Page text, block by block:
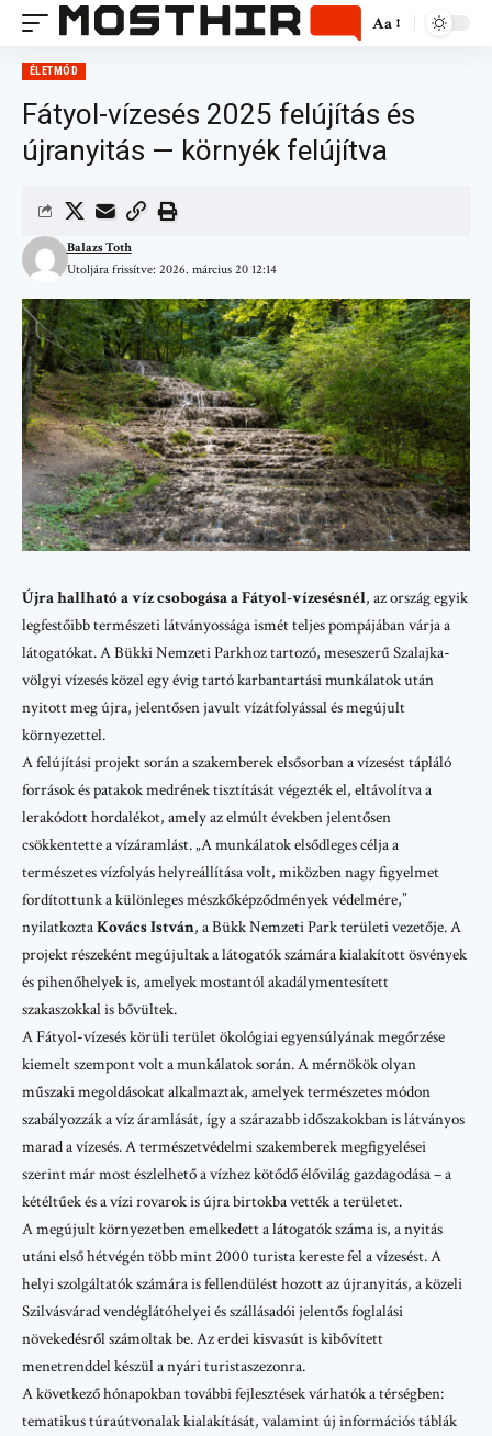
Aa
ÉLETMÓD
Fátyol-vízesés 2025 felújítás és
újranyitás — környék felújítva
Utoljára frissítve: 2026. március 20 12:14
Balazs Toth
Újra hallható a víz csobogása a Fátyol-vízesésnél, az ország egyik
legfestőibb természeti látványossága ismét teljes pompájában várja a
látogatókat. A Bükki Nemzeti Parkhoz tartozó, meseszerű Szalajka-
völgyi vízesés közel egy évig tartó karbantartási munkálatok után
nyitott meg újra, jelentősen javult vízátfolyással és megújult
környezettel.
A felújítási projekt során a szakemberek elsősorban a vízesést tápláló
források és patakok medrének tisztítását végezték el, eltávolítva a
lerakódott hordalékot, amely az elmúlt években jelentősen
csökkentette a vízáramlást. „A munkálatok elsődleges célja a
természetes vízfolyás helyreállítása volt, miközben nagy figyelmet
fordítottunk a különleges mészkőképződmények védelmére,”
nyilatkoztaKovács István, aBükk Nemzeti Parkterületi vezetője. A
projekt részeként megújultak a látogatók számára kialakított ösvények
és pihenőhelyek is, amelyek mostantól akadálymentesített
szakaszokkal is bővültek.
A Fátyol-vízesés körüli terület ökológiai egyensúlyának megőrzése
kiemelt szempont volt a munkálatok során. A mérnökök olyan
műszaki megoldásokat alkalmaztak, amelyek természetes módon
szabályozzák a víz áramlását, így a szárazabb időszakokban is látványos
marad a vízesés. A természetvédelmi szakemberek megfigyelései
szerint már most észlelhető a vízhez kötődő élővilág gazdagodása – a
kétéltűek és a vízi rovarok is újra birtokba vették a területet.
A megújult környezetben emelkedett a látogatók száma is, a nyitás
utáni első hétvégén több mint 2000 turista kereste fel a vízesést. A
helyi szolgáltatók számára is fellendülést hozott az újranyitás, a közeli
Szilvásváradvendéglátóhelyei és szállásadói jelentős foglalási
növekedésről számoltak be. Az erdei kisvasút is kibővített
menetrenddel készül a nyári turistaszezonra.
A következő hónapokban további fejlesztések várhatók a térségben:
tematikus túraútvonalak kialakítását, valamint új információs táblák